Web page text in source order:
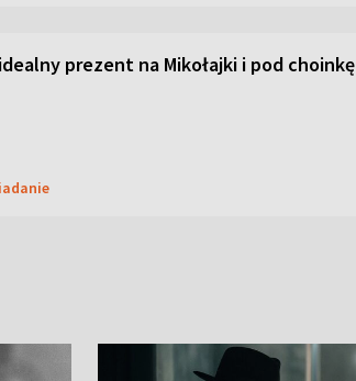
prezent na Mikołajki i pod choinkę